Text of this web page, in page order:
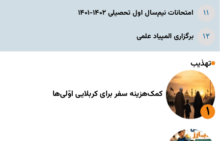
امتحانات نیم‌سال اول تحصیلی ۱۴۰۲-۱۴۰۱
برگزاری المپیاد علمی
تهذیب
کمک‌هزینه سفر برای کربلایی اوّلی‌ها